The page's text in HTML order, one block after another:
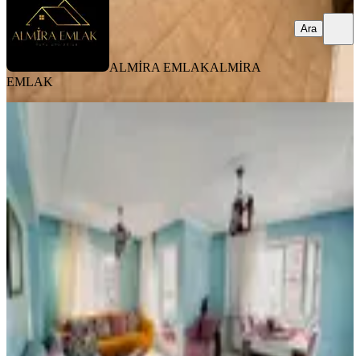
ALMİRA EMLAKALMİRA
EMLAK
Ara
Konak, Barbaros Mahallesi
07.08.2026
3.300.000 ₺
MSG GAYRİMENKUL YATIRIM DANIŞMANLIĞI
SİNAN GÜNEŞ
Ara